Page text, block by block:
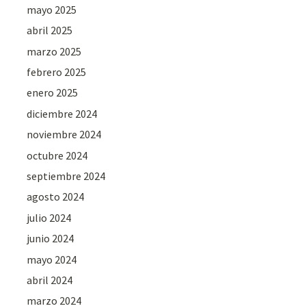
mayo 2025
abril 2025
marzo 2025
febrero 2025
enero 2025
diciembre 2024
noviembre 2024
octubre 2024
septiembre 2024
agosto 2024
julio 2024
junio 2024
mayo 2024
abril 2024
marzo 2024